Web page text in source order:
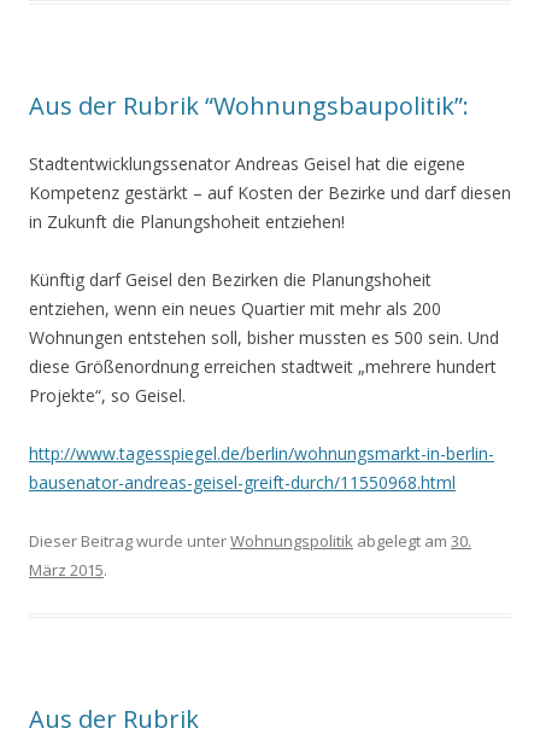
Aus der Rubrik “Wohnungsbaupolitik”:
Stadtentwicklungssenator Andreas Geisel hat die eigene
Kompetenz gestärkt – auf Kosten der Bezirke und darf diesen
in Zukunft die Planungshoheit entziehen!
Künftig darf Geisel den Bezirken die Planungshoheit
entziehen, wenn ein neues Quartier mit mehr als 200
Wohnungen entstehen soll, bisher mussten es 500 sein. Und
diese Größenordnung erreichen stadtweit „mehrere hundert
Projekte“, so Geisel.
http://www.tagesspiegel.de/berlin/wohnungsmarkt-in-berlin-
bausenator-andreas-geisel-greift-durch/11550968.html
Dieser Beitrag wurde unterWohnungspolitik abgelegt am 30.
März 2015.
Aus der Rubrik